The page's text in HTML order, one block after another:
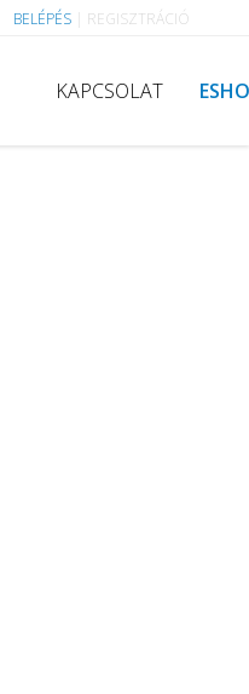
BELÉPÉS REGISZTRÁCIÓ
KAPCSOLAT